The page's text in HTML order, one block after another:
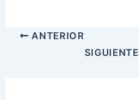
ANTERIOR
SIGUIENTE